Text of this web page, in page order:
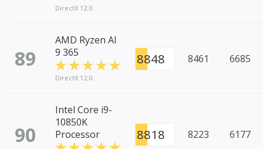
DirectX 12.0
89
AMD Ryzen AI
9 365
DirectX 12.0
8848 8461 6685
90
Intel Core i9-
10850K
Processor
8818 8223 6177